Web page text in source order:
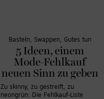
Basteln, Swappen, Gutes tun
5 Ideen, einem
Mode-Fehlkauf
neuen Sinn zu geben
Zu skinny, zu gestreift, zu
neongrün: Die Fehlkauf-Liste